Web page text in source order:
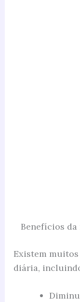
Benefícios
Existem
diária,